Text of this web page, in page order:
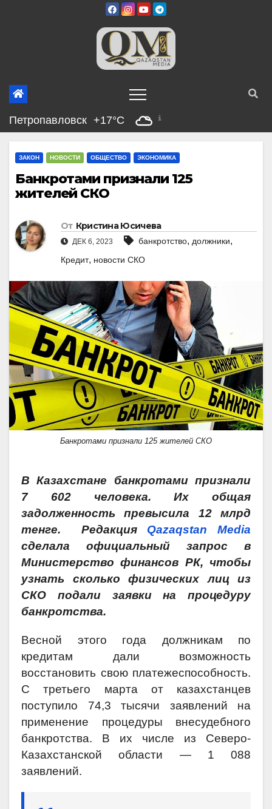
Петропавловск +17°C
ЗАКОН НОВОСТИ ОБЩЕСТВО ЭКОНОМИКА
Банкротами признали 125
жителей СКО
От Кристина Юсичева
ДЕК 6, 2023 банкротство, должники,
Кредит, новости СКО
Банкротами признали 125 жителей СКО
В Казахстане банкротами признали
7 602 человека. Их общая
задолженность превысила 12 млрд
тенге. Редакция Qazaqstan Media
сделала официальный запрос в
Министерство финансов РК, чтобы
узнать сколько физических лиц из
СКО подали заявки на процедуру
банкротства.
Весной этого года должникам по
кредитам дали возможность
восстановить свою платежеспособность.
С третьего марта от казахстанцев
поступило 74,3 тысячи заявлений на
применение процедуры внесудебного
банкротства. В их числе из Северо-
Казахстанской области — 1 088
заявлений.